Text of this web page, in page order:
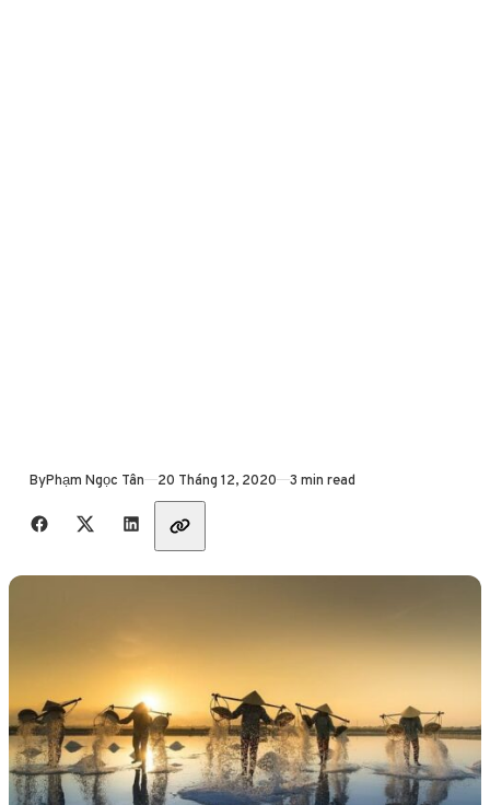
ByPhạm Ngọc Tân Published
20 Tháng 12, 2020 3 min read
Share with friends